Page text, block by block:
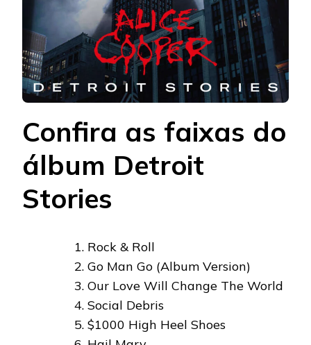
Confira as faixas do
álbum Detroit
Stories
Rock & Roll
Go Man Go (Album Version)
Our Love Will Change The World
Social Debris
$1000 High Heel Shoes